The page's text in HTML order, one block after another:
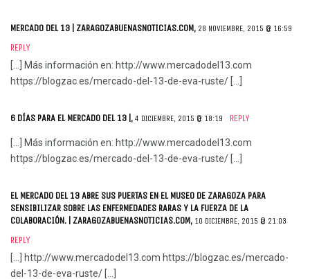
MERCADO DEL 13 | ZARAGOZABUENASNOTICIAS.COM, 28 NOVIEMBRE, 2015 @ 16:59
REPLY
[…] Más información en: http://www.mercadodel13.com
https://blogzac.es/mercado-del-13-de-eva-ruste/ […]
6 DÍAS PARA EL MERCADO DEL 13 | , 4 DICIEMBRE, 2015 @ 18:19 REPLY
[…] Más información en: http://www.mercadodel13.com
https://blogzac.es/mercado-del-13-de-eva-ruste/ […]
EL MERCADO DEL 13 ABRE SUS PUERTAS EN EL MUSEO DE ZARAGOZA PARA
SENSIBILIZAR SOBRE LAS ENFERMEDADES RARAS Y LA FUERZA DE LA
COLABORACIÓN. | ZARAGOZABUENASNOTICIAS.COM, 10 DICIEMBRE, 2015 @ 21:03
REPLY
[…] http://www.mercadodel13.com https://blogzac.es/mercado-
del-13-de-eva-ruste/ […]